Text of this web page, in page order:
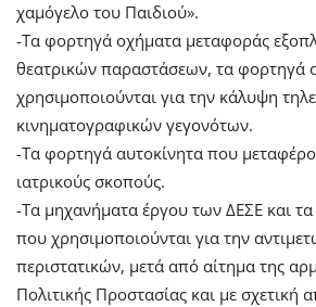
χαμόγελο του Παιδιού».
-Τα φορτηγά οχήματα μεταφοράς
θεατρικών παραστάσεων, τα φορτηγά
χρησιμοποιούνται για την κάλυψη
κινηματογραφικών γεγονότων.
-Τα φορτηγά αυτοκίνητα που
ιατρικούς σκοπούς.
-Τα μηχανήματα έργου των ΔΕΣΕ και
που χρησιμοποιούνται για την
περιστατικών, μετά από αίτημα της
Πολιτικής Προστασίας και με σχετική